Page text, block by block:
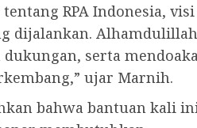
RPA Indonesia,
dijalankan.
serta
ujar Marnih.
bahwa bantuan kali